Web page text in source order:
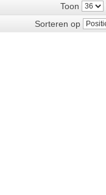
Toon
Sorteren op